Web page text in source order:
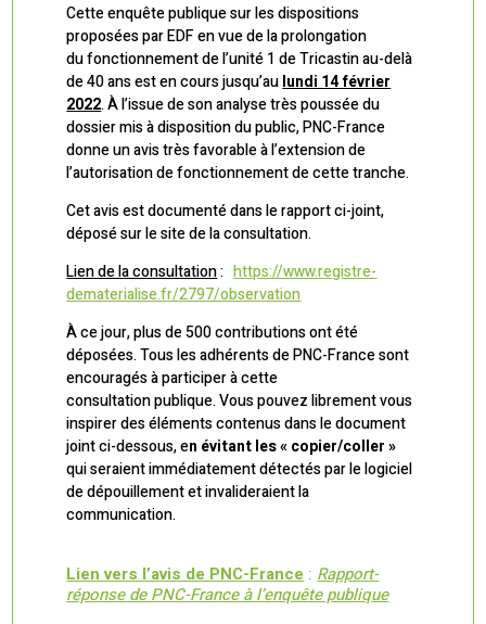
Cette enquête publique sur les dispositions
proposées par EDF en vue de la prolongation
du fonctionnement de l’unité 1 de Tricastin au-delà
de 40 ans est en cours jusqu’aulundi 14 février
2022. À l’issue de son analyse très poussée du
dossier mis à disposition du public, PNC-France
donne un avis très favorable à l’extension de
l’autorisation de fonctionnement de cette tranche.
Cet avis est documenté dans le rapport ci-joint,
déposé sur le site de la consultation.
Lien de la consultation:https://www.registre-
dematerialise.fr/2797/observation
À ce jour, plus de 500 contributions ont été
déposées. Tous les adhérents de PNC-France sont
encouragés à participer à cette
consultation publique. Vous pouvez librement vous
inspirer des éléments contenus dans le document
joint ci-dessous, en évitant les « copier/coller »
qui seraient immédiatement détectés par le logiciel
de dépouillement et invalideraient la
communication.
Lien vers l’avis de PNC-France : Rapport-
réponse de PNC-France à l’enquête publique